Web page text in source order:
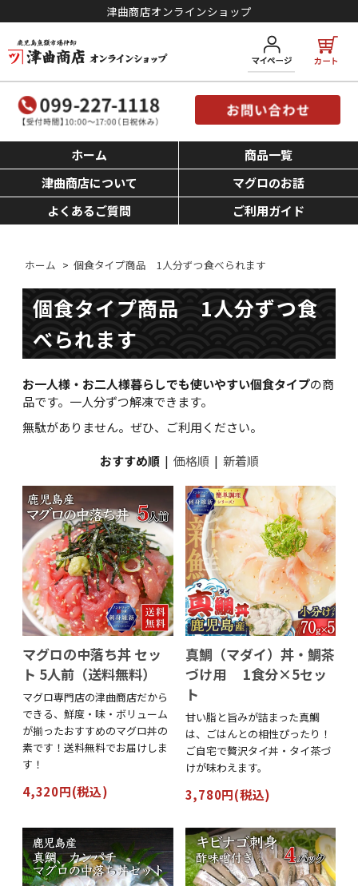
津曲商店オンラインショップ
ホーム
商品一覧
津曲商店について
マグロのお話
よくあるご質問
ご利用ガイド
ホーム > 個食タイプ商品 1人分ずつ食べられます
個食タイプ商品 1人分ずつ食
べられます
お一人様・お二人様暮らしでも使いやすい個食タイプの商
品です。一人分ずつ解凍できます。
無駄がありません。ぜひ、ご利用ください。
おすすめ順| 価格順 | 新着順
マグロの中落ち丼 セッ
ト 5人前（送料無料）
マグロ専門店の津曲商店だから
できる、鮮度・味・ボリューム
が揃ったおすすめのマグロ丼の
素です！送料無料でお届けしま
す！
4,320円(税込)
真鯛（マダイ）丼・鯛茶
づけ用 1食分×5セッ
ト
甘い脂と旨みが詰まった真鯛
は、ごはんとの相性ぴったり！
ご自宅で贅沢タイ丼・タイ茶づ
けが味わえます。
3,780円(税込)